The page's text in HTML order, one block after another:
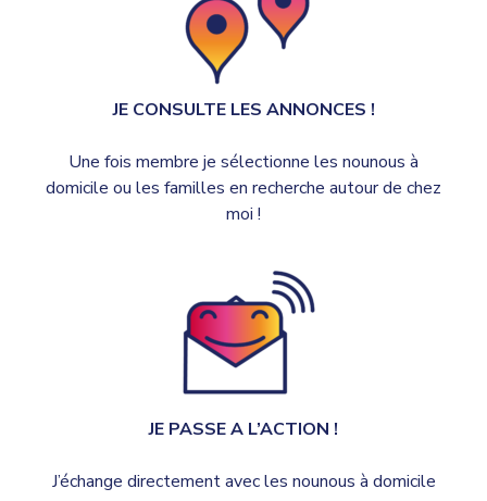
JE CONSULTE LES ANNONCES !
Une fois membre je sélectionne les nounous à
domicile ou les familles en recherche autour de chez
moi !
JE PASSE A L’ACTION !
J’échange directement avec les nounous à domicile